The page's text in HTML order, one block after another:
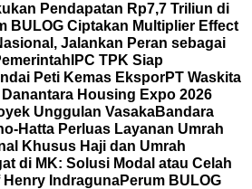
Pendapatan Rp7,7 Triliun di
BULOG Ciptakan Multiplier Effect
Jalankan Peran sebagai
IPC TPK Siap
Peti Kemas EksporPT Waskita
Housing Expo 2026
Unggulan VasakaBandara
Hatta Perluas Layanan Umrah
Khusus Haji dan Umrah
di MK: Solusi Modal atau Celah
Henry IndragunaPerum BULOG